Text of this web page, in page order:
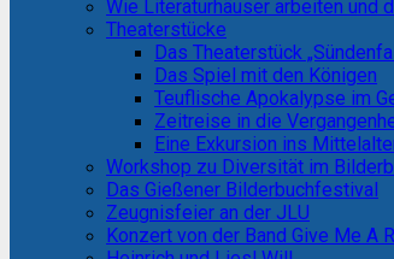
Wie Literaturhäuser arbeiten und
Theaterstücke
Das Theaterstück
Das Spiel mit den Königen
Teuflische Apokalypse im
Zeitreise in die
Eine Exkursion ins
Workshop zu Diversität im
Das Gießener Bilderbuchfestival
Zeugnisfeier an der JLU
Konzert von der Band Give Me A